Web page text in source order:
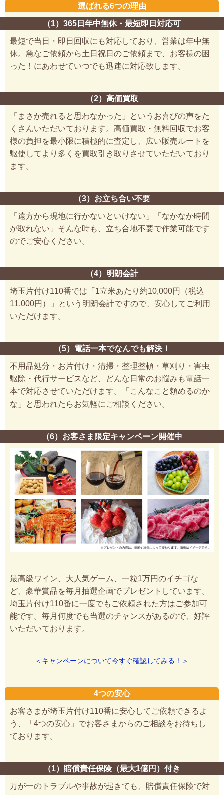
選ばれる6つの理由
（1）365日年中無休・最短即日対応可
最短で当日・即日回収にも対応しており、営業は年中無
休。急なご依頼から土日祝日のご依頼まで、お客様の困
った！にあわせていつでも迅速に対応致します。
（2）高価買取
「まさか売れると思わなかった」というお喜びの声をた
くさんいただいております。高価買取・無料回収でお客
様の負担を最小限に積極的に査定し、広い販売ルートを
駆使してより多くを買取引き取りさせていただいており
ます。
（3）お立ち合い不要
「遠方から現地に行かないといけない」「なかなか時間
が取れない」そんな時も、立ち合地不要で作業可能です
のでご安心ください。
（4）明朗会計
埼玉片付け110番では「1立米あたり約10,000円（税込
11,000円）」という明朗会計ですので、安心してご利用
いただけます。
（5）電話一本でなんでも解決！
不用品処分・お片付け・清掃・整理整頓・草刈り・害虫
駆除・代行サービスなど、どんな日常のお悩みも電話一
本で対応させていただけます。「こんなこと頼めるのか
な」と思われたらお気軽にご相談ください。
（6）お客さま限定キャンペーン開催中
最高級ワイン、大人気ゲーム、一粒1万円のイチゴな
ど、豪華賞品を毎月抽選企画でプレゼントしています。
埼玉片付け110番に一度でもご依頼された方はご参加可
能です。毎月何度でも当選のチャンスがあるので、好評
いただいております。
＜キャンペーンについて今すぐ確認してみる！＞
4つの安心
お客さまが埼玉片付け110番に安心してご依頼できるよ
う、「4つの安心」でお客さまからのご相談をお待ちし
ております。
（1）賠償責任保険（最大1億円）付き
万が一のトラブルや事故が起きても、賠償責任保険で対